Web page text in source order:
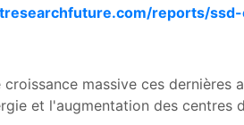
reports/
massive ces
et l'augmentation des centres